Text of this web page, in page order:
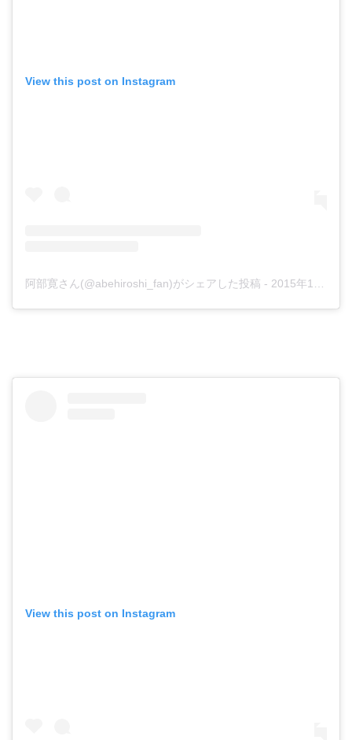
View this post on Instagram
阿部寛さん(@abehiroshi_fan)がシェアした投稿 - 2015年11月月3日午前4時15分PST
View this post on Instagram